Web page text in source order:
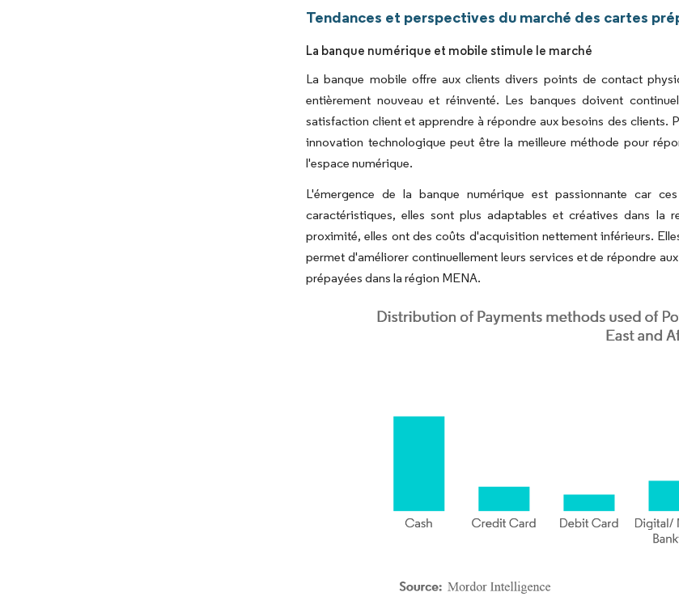
Tendances et perspectives du marché des cartes
La banque numérique et mobile stimule le marché
La banque mobile offre aux clients divers points de contact
entièrement nouveau et réinventé. Les banques doivent
satisfaction client et apprendre à répondre aux besoins des
innovation technologique peut être la meilleure méthode pour
l'espace numérique.
L'émergence de la banque numérique est passionnante car
caractéristiques, elles sont plus adaptables et créatives dans la
proximité, elles ont des coûts d'acquisition nettement inférieurs.
permet d'améliorer continuellement leurs services et de répondre
prépayées dans la région MENA.